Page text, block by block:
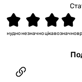
значно
цікаво
незначно
нудно